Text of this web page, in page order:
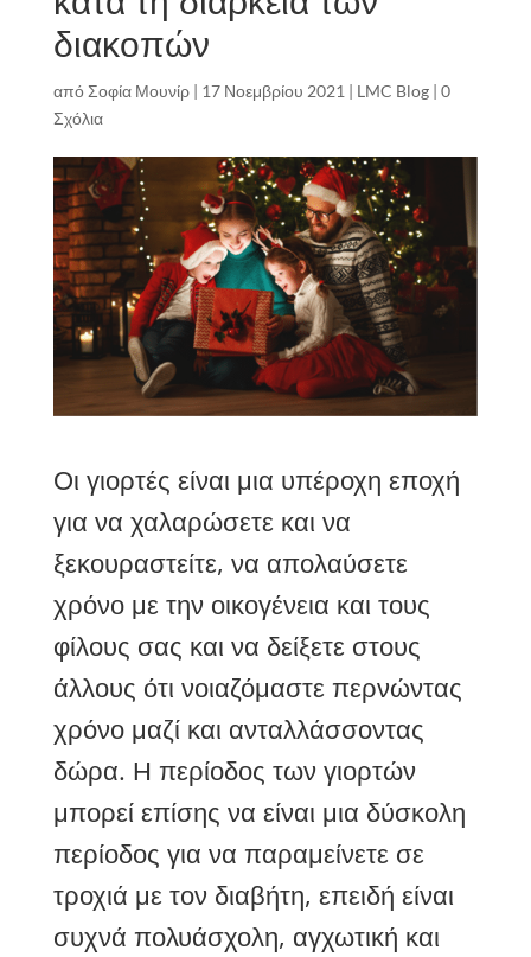
διακοπών
από Σοφία Μουνίρ| 17 Νοεμβρίου 2021 | LMC Blog| 0
Σχόλια
Οι γιορτές είναι μια υπέροχη εποχή
για να χαλαρώσετε και να
ξεκουραστείτε, να απολαύσετε
χρόνο με την οικογένεια και τους
φίλους σας και να δείξετε στους
άλλους ότι νοιαζόμαστε περνώντας
χρόνο μαζί και ανταλλάσσοντας
δώρα. Η περίοδος των γιορτών
μπορεί επίσης να είναι μια δύσκολη
περίοδος για να παραμείνετε σε
τροχιά με τον διαβήτη, επειδή είναι
συχνά πολυάσχολη, αγχωτική και